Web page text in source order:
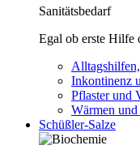
Sanitätsbedarf
Egal ob erste Hilfe
Inkontinenz
Pflaster und
Wärmen
Schüßler-Salze